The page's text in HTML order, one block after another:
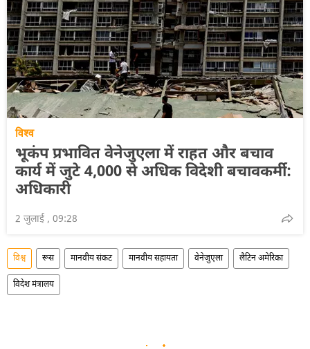
विश्व
भूकंप प्रभावित वेनेजुएला में राहत और बचाव
कार्य में जुटे 4,000 से अधिक विदेशी बचावकर्मी:
अधिकारी
2 जुलाई , 09:28
विश्व रूस मानवीय संकट मानवीय सहायता वेनेजुएला लैटिन अमेरिका
विदेश मंत्रालय